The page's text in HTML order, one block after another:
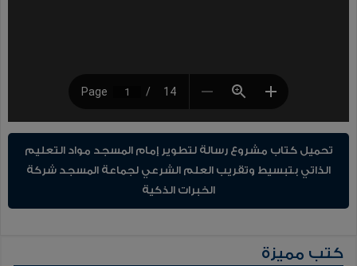
تحميل كتاب مشروع رسالة لتطوير إمام المسجد مواد التعليم
الذاتي بتبسيط وتقريب العلم الشرعي لجماعة المسجد شركة
الخبرات الذكية
كتب مميزة